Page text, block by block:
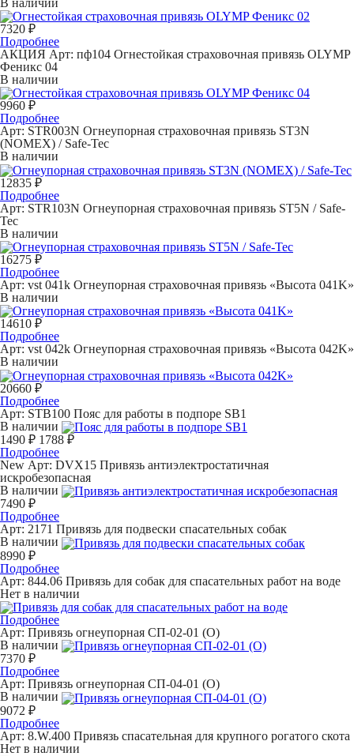
7320 ₽
Подробнее
АКЦИЯ Арт: пф104 Огнестойкая страховочная привязь OLYMP
Феникс 04
В наличии
9960 ₽
Подробнее
Арт: STR003N Огнеупорная страховочная привязь ST3N
(NOMEX) / Safe-Tec
В наличии
12835 ₽
Подробнее
Арт: STR103N Огнеупорная страховочная привязь ST5N / Safe-
Tec
В наличии
16275 ₽
Подробнее
Арт: vst 041k Огнеупорная страховочная привязь «Высота 041K»
В наличии
14610 ₽
Подробнее
Арт: vst 042k Огнеупорная страховочная привязь «Высота 042K»
В наличии
20660 ₽
Подробнее
Арт: STB100 Пояс для работы в подпоре SB1
В наличии
1490 ₽ 1788 ₽
Подробнее
New Арт: DVX15 Привязь антиэлектростатичная
искробезопасная
В наличии
7490 ₽
Подробнее
Арт: 2171 Привязь для подвески спасательных собак
В наличии
8990 ₽
Подробнее
Арт: 844.06 Привязь для собак для спасательных работ на воде
Нет в наличии
Подробнее
Арт: Привязь огнеупорная СП-02-01 (О)
В наличии
7370 ₽
Подробнее
Арт: Привязь огнеупорная СП-04-01 (О)
В наличии
9072 ₽
Подробнее
Арт: 8.W.400 Привязь спасательная для крупного рогатого скота
Нет в наличии